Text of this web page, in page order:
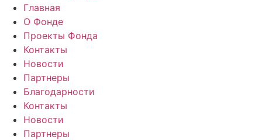
Главная
О Фонде
Проекты Фонда
Контакты
Новости
Партнеры
Благодарности
Контакты
Новости
Партнеры